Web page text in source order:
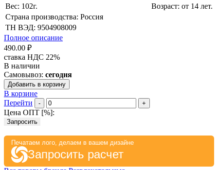
Вес: 102г.
Возраст: от 14 лет.
Страна производства: Россия
ТН ВЭД: 9504908009
Полное описание
490.00 ₽
ставка НДС 22%
В наличии
Самовывоз: сегодня
Добавить в корзину
В корзине
Перейти
- +
Цена ОПТ [%]:
Запросить
Печатаем лого, делаем в вашем дизайне
Запросить расчет